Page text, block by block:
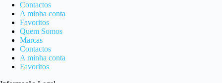
Contactos
A minha conta
Favoritos
Quem Somos
Marcas
Contactos
A minha conta
Favoritos